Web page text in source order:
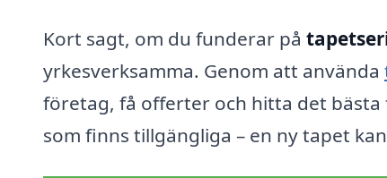
Kort sagt, om du funderar på
yrkesverksamma. Genom att använda
företag, få offerter och hitta det
som finns tillgängliga – en ny tapet